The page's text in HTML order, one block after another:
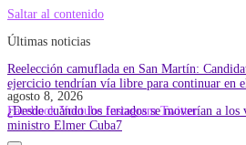
Saltar al contenido
Últimas noticias
Reelección camuflada en San Martín:
ejercicio tendrían vía libre para continuar en
¿Desde cuándo los feriados se moverían a
ministro Elmer Cuba7
agosto 8, 2026
Facebook Youtube Instagram Twitter